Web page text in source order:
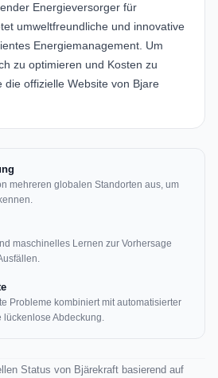
Energieversorger für
umweltfreundliche und innovative
Energiemanagement. Um
zu optimieren und Kosten zu
die offizielle Website von Bjare
mehreren globalen Standorten aus, um
maschinelles Lernen zur Vorhersage
Probleme kombiniert mit automatisierter
lückenlose Abdeckung.
Status von Bjärekraft basierend auf